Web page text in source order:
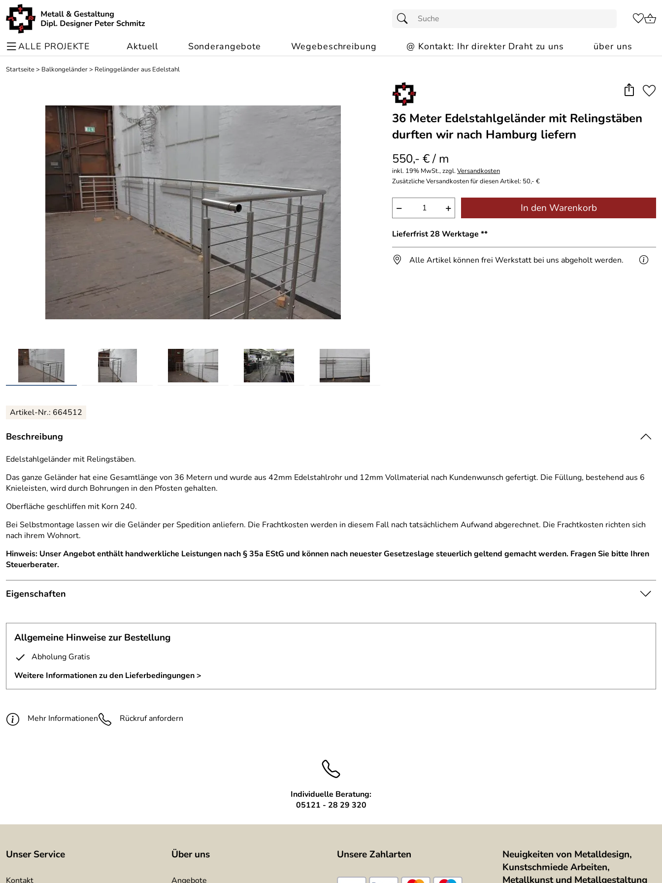
ALLE PROJEKTE Aktuell Sonderangebote Wegebeschreibung @ Kontakt: Ihr direkter Draht zu uns über uns
Startseite> Balkongeländer> Relinggeländer aus Edelstahl
36 Meter Edelstahlgeländer mit Relingstäben
durften wir nach Hamburg liefern
550,- € / m
inkl. 19% MwSt., zzgl.Versandkosten
Zusätzliche Versandkosten für diesen Artikel: 50,- €
− + In den Warenkorb
Lieferfrist 28 Werktage **
Alle Artikel können frei Werkstatt bei uns abgeholt werden.
Artikel-Nr.: 664512
Beschreibung
Edelstahlgeländer mit Relingstäben.
Das ganze Geländer hat eine Gesamtlänge von 36 Metern und wurde aus 42mm Edelstahlrohr und 12mm Vollmaterial nach Kundenwunsch gefertigt. Die Füllung, bestehend aus 6
Knieleisten, wird durch Bohrungen in den Pfosten gehalten.
Oberfläche geschliffen mit Korn 240.
Bei Selbstmontage lassen wir die Geländer per Spedition anliefern. Die Frachtkosten werden in diesem Fall nach tatsächlichem Aufwand abgerechnet. Die Frachtkosten richten sich
nach ihrem Wohnort.
Hinweis: Unser Angebot enthält handwerkliche Leistungen nach § 35a EStG und können nach neuester Gesetzeslage steuerlich geltend gemacht werden. Fragen Sie bitte Ihren
Steuerberater.
Eigenschaften
Material:
Edelstahl
Oberfläche:
Höhe:
90 cm
Füllung:
6 Knieleisten aus 12 mm Edelstahl
Allgemeine Hinweise zur Bestellung
Abholung Gratis
Weitere Informationen zu den Lieferbedingungen >
Mehr Informationen Rückruf anfordern
Individuelle Beratung:
05121 - 28 29 320
Unser Service
Kontakt
Über uns
Angebote
Unsere Zahlarten
Neuigkeiten von Metalldesign,
Kunstschmiede Arbeiten,
Metallkunst und Metallgestaltung